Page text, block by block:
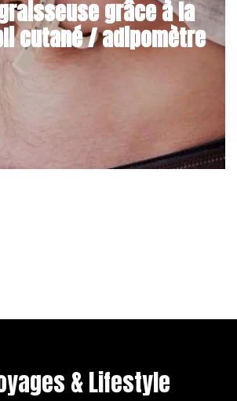
grâce à la
cutané / adipomètre
& Lifestyle